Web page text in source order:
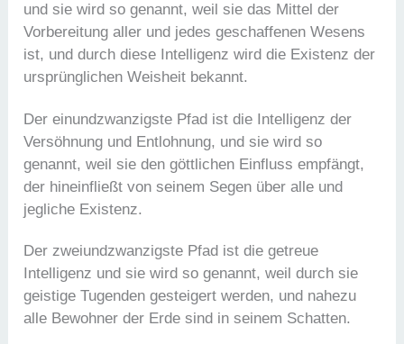
und sie wird so genannt, weil sie das Mittel der
Vorbereitung aller und jedes geschaffenen Wesens
ist, und durch diese Intelligenz wird die Existenz der
ursprünglichen Weisheit bekannt.
Der einundzwanzigste Pfad ist die Intelligenz der
Versöhnung und Entlohnung, und sie wird so
genannt, weil sie den göttlichen Einfluss empfängt,
der hineinfließt von seinem Segen über alle und
jegliche Existenz.
Der zweiundzwanzigste Pfad ist die getreue
Intelligenz und sie wird so genannt, weil durch sie
geistige Tugenden gesteigert werden, und nahezu
alle Bewohner der Erde sind in seinem Schatten.